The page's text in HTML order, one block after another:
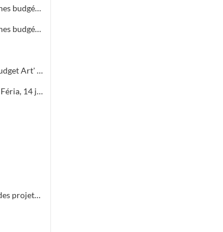
Fiches manifestations : Organisation matérielle et fiches budgétaires
Fiches manifestations : Organisation matérielle et fiches budgétaires
Coût des manifestations, bilan financier Estiv' Alès, budget Art' Alès
Coût des manifestations,bilan financier Carnav' Alès, Féria, 14 juillet, Estiv' Alès, fête de la châtaigne
Courrier au Procureur de la République concernant des projets de mariage dont les dossiers administratifs ne sont pas réglés